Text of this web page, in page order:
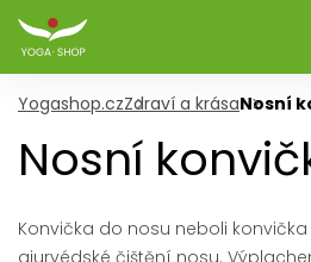
Yogashop.czZdraví a krásaNosní
Nosní
Konvička do nosu neboli
ajurvédské čištění nosu.